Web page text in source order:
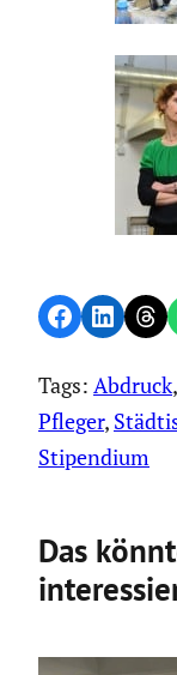
Share on Facebook
Share onShare
Tags: Abdruck,
Pfleger,
Stipendium
Das